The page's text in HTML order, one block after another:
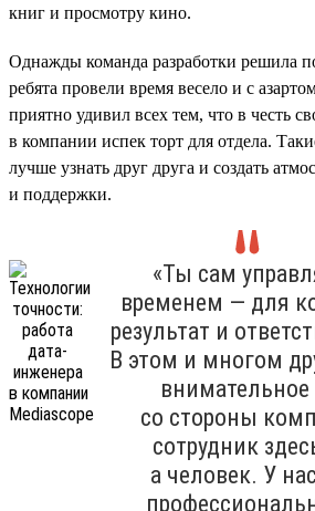
книг и просмотру кино.
Однажды команда разработки решила
ребята провели время весело и с
приятно удивил всех тем, что в честь
в компании испек торт для отдела.
лучше узнать друг друга и создать
и поддержки.
«Ты сам
временем — для
результат и
В этом и многом
со стороны
сотрудник
а человек. У